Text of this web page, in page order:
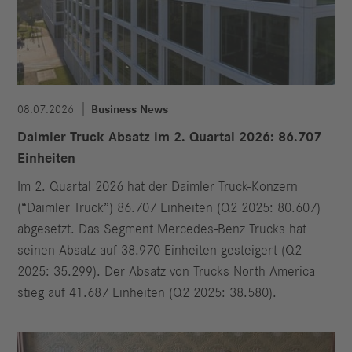
08.07.2026 Business News
Daimler Truck Absatz im 2. Quartal 2026: 86.707
Einheiten
Im 2. Quartal 2026 hat der Daimler Truck-Konzern
(“Daimler Truck”) 86.707 Einheiten (Q2 2025: 80.607)
abgesetzt. Das Segment Mercedes-Benz Trucks hat
seinen Absatz auf 38.970 Einheiten gesteigert (Q2
2025: 35.299). Der Absatz von Trucks North America
stieg auf 41.687 Einheiten (Q2 2025: 38.580).